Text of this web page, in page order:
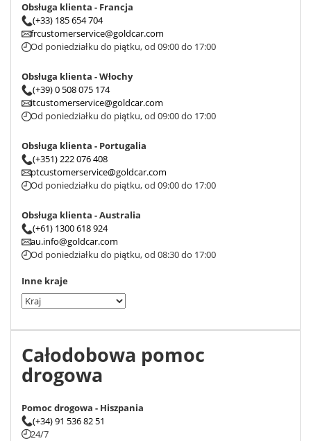
Obsługa klienta - Francja
(+33) 185 654 704
frcustomerservice@goldcar.com
Od poniedziałku do piątku, od 09:00 do 17:00
Obsługa klienta - Włochy
(+39) 0 508 075 174
itcustomerservice@goldcar.com
Od poniedziałku do piątku, od 09:00 do 17:00
Obsługa klienta - Portugalia
(+351) 222 076 408
ptcustomerservice@goldcar.com
Od poniedziałku do piątku, od 09:00 do 17:00
Obsługa klienta - Australia
(+61) 1300 618 924
au.info@goldcar.com
Od poniedziałku do piątku, od 08:30 do 17:00
Inne kraje
Całodobowa pomoc
drogowa
Pomoc drogowa - Hiszpania
(+34) 91 536 82 51
24/7